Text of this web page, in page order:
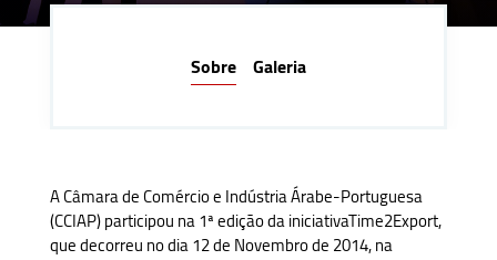
Sobre Galeria
A Câmara de Comércio e Indústria Árabe-Portuguesa
(CCIAP) participou na 1ª edição da iniciativaTime2Export,
que decorreu no dia 12 de Novembro de 2014, na